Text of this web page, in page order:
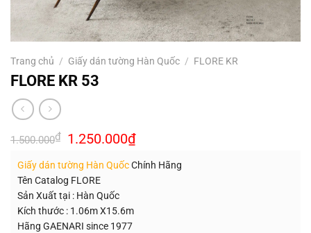
Trang chủ / Giấy dán tường Hàn Quốc / FLORE KR
FLORE KR 53
1.500.000₫ Giá
gốc
1.500.000₫.
1.250.000₫Giá
hiện
là:
Giấy dán tường Hàn QuốcChính Hãng
Tên Catalog FLORE
Sản Xuất tại : Hàn Quốc
Kích thước : 1.06m X15.6m
Hãng GAENARI since 1977